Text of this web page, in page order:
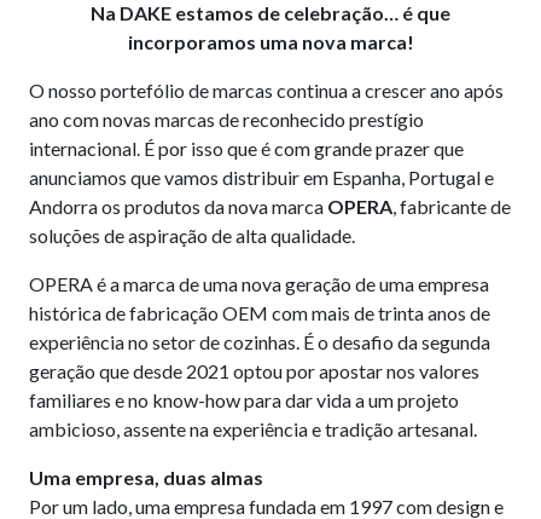
Na DAKE estamos de celebração… é que
incorporamos uma nova marca!
O nosso portefólio de marcas continua a crescer ano após
ano com novas marcas de reconhecido prestígio
internacional. É por isso que é com grande prazer que
anunciamos que vamos distribuir em Espanha, Portugal e
Andorra os produtos da nova marca OPERA, fabricante de
soluções de aspiração de alta qualidade.
OPERA é a marca de uma nova geração de uma empresa
histórica de fabricação OEM com mais de trinta anos de
experiência no setor de cozinhas. É o desafio da segunda
geração que desde 2021 optou por apostar nos valores
familiares e no know-how para dar vida a um projeto
ambicioso, assente na experiência e tradição artesanal.
Uma empresa, duas almas
Por um lado, uma empresa fundada em 1997 com design e